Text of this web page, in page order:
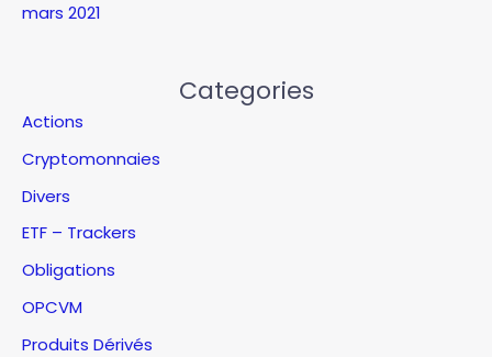
mars 2021
Categories
Actions
Cryptomonnaies
Divers
ETF – Trackers
Obligations
OPCVM
Produits Dérivés